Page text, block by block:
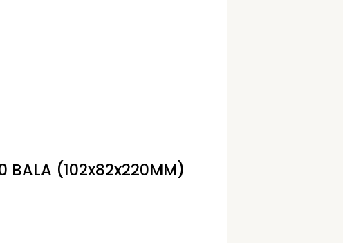
BALA (102x82x220MM)